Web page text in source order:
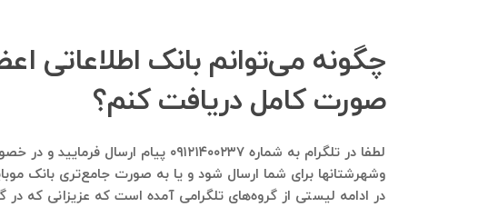
چگونه می‌توانم بانک اطلاعاتی
صورت کامل دریافت کنم؟
لطفا در تلگرام به شماره
وشهرشتانها برای شما ارسال شود و یا به صورت جامع‌تری بانک
در ادامه لیستی از گروه‌های تلگرامی آمده است که عزیزانی که در